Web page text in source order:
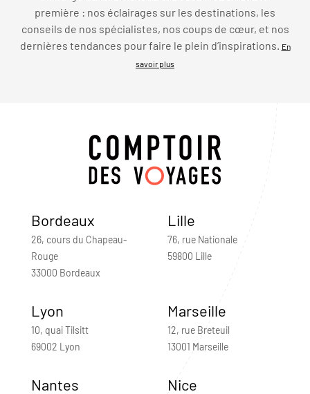
première : nos éclairages sur les destinations, les
conseils de nos spécialistes, nos coups de cœur, et nos
dernières tendances pour faire le plein d’inspirations.
En
savoir plus
Bordeaux
26, cours du Chapeau-
Rouge
33000 Bordeaux
Lille
76, rue Nationale
59800 Lille
Lyon
10, quai Tilsitt
69002 Lyon
Marseille
12, rue Breteuil
13001 Marseille
Nantes Nice